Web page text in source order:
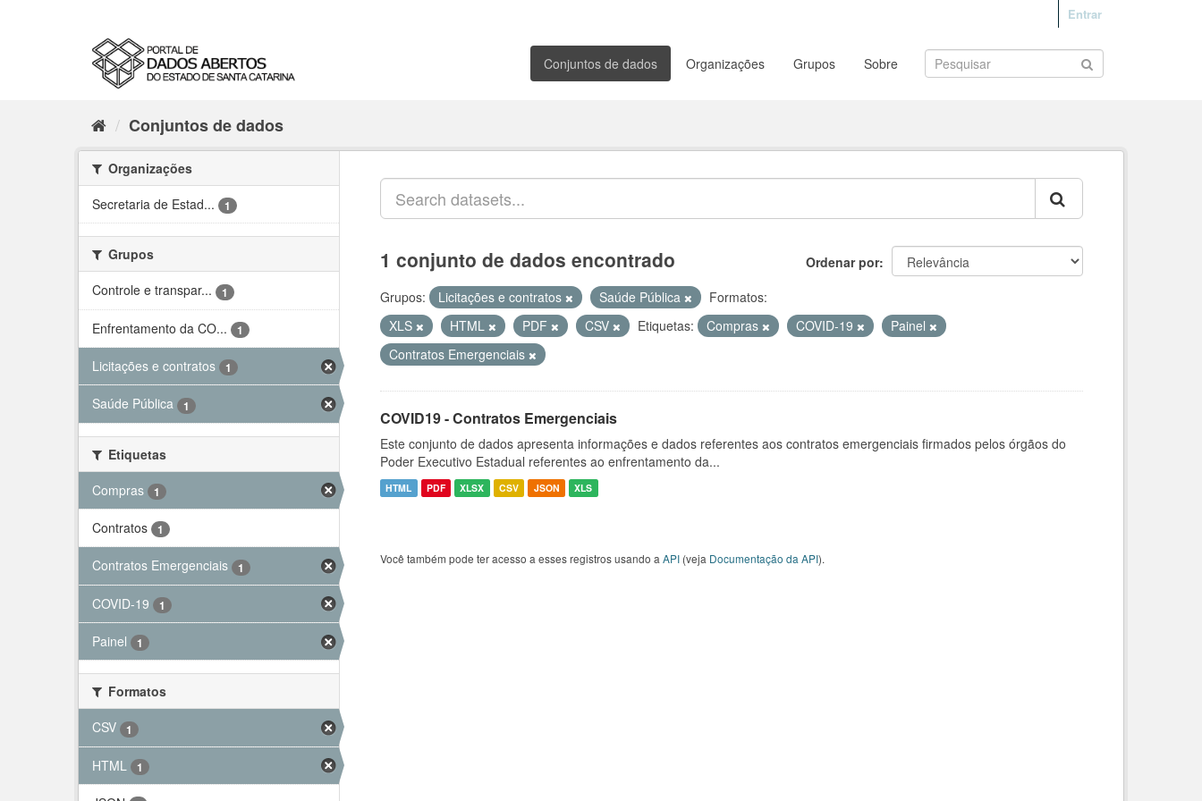
Entrar
Conjuntos de dados Organizações Grupos Sobre
Conjuntos de dados
Organizações
Secretaria de Estad...
1
Grupos
Controle e transpar...
1
Enfrentamento da CO... 1
Licitações e contratos 1
Saúde Pública 1
Etiquetas
Compras
1
Contratos 1
Contratos Emergenciais 1
COVID-19 1
Painel 1
Formatos
CSV
1
HTML 1
Ordenar por
1 conjunto de dados encontrado
Grupos: Licitações e contratos Saúde Pública
Formatos:
XLS
HTML PDF CSV Etiquetas: Compras COVID-19
Painel
Contratos Emergenciais
COVID19 - Contratos Emergenciais
Este conjunto de dados apresenta informações e dados referentes aos contratos emergenciais firmados pelos órgãos do
Poder Executivo Estadual referentes ao enfrentamento da...
HTML PDF XLSX CSV JSON XLS
Você também pode ter acesso a esses registros usando a API (veja Documentação da API).